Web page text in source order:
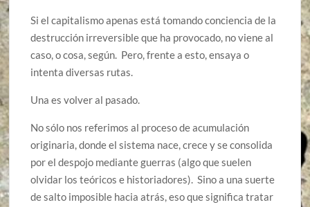
Si el capitalismo apenas está tomando conciencia de la
destrucción irreversible que ha provocado, no viene al
caso, o cosa, según. Pero, frente a esto, ensaya o
intenta diversas rutas.
Una es volver al pasado.
No sólo nos referimos al proceso de acumulación
originaria, donde el sistema nace, crece y se consolida
por el despojo mediante guerras (algo que suelen
olvidar los teóricos e historiadores). Sino a una suerte
de salto imposible hacia atrás, eso que significa tratar